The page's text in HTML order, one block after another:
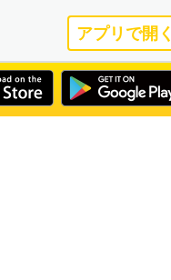
アプリで開く